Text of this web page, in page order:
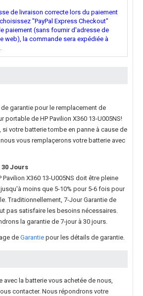
de livraison correcte lors du paiement
"PayPal Express Checkout"
paiement (sans fournir d'adresse de
web), la commande sera expédiée à
garantie pour le remplacement de
portable de HP Pavilion X360 13-U005NS!
si votre batterie tombe en panne à cause de
vous remplaçerons votre batterie avec
Jours
Pavilion X360 13-U005NS doit être pleine
moins que 5-10% pour 5-6 fois pour
Traditionnellement, 7-Jour Garantie de
pas satisfaire les besoins nécessaires.
la garantie de 7-jour à 30 jours.
de Garantie pour les détails de garantie.
avec la batterie vous achetée de nous,
contacter. Nous répondrons votre